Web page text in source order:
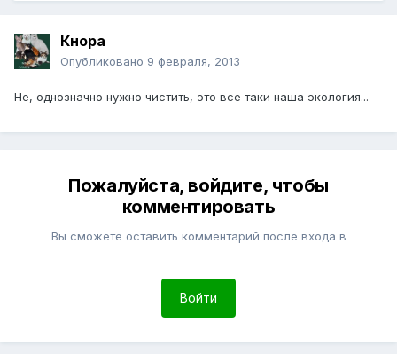
Кнора
Опубликовано 9 февраля, 2013
Не, однозначно нужно чистить, это все таки наша экология...
Пожалуйста, войдите, чтобы
комментировать
Вы сможете оставить комментарий после входа в
Войти